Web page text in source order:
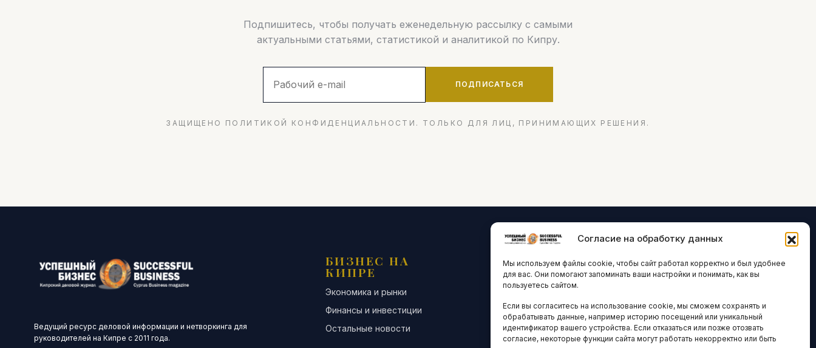
Согласие на обработку данных
Мы используем файлы cookie, чтобы сайт работал корректно и был удобнее
для вас. Они помогают запоминать ваши настройки и понимать, как вы
пользуетесь сайтом.
Если вы согласитесь на использование cookie, мы сможем сохранять и
обрабатывать данные, например историю посещений или уникальный
идентификатор вашего устройства. Если отказаться или позже отозвать
согласие, некоторые функции сайта могут работать некорректно или быть
Подпишитесь, чтобы получать еженедельную рассылку с самыми
актуальными статьями, статистикой и аналитикой по Кипру.
ПОДПИСАТЬСЯ
ЗАЩИЩЕНО ПОЛИТИКОЙ КОНФИДЕНЦИАЛЬНОСТИ. ТОЛЬКО ДЛЯ ЛИЦ, ПРИНИМАЮЩИХ РЕШЕНИЯ.
Ведущий ресурс деловой информации и нетворкинга для
руководителей на Кипре с 2011 года.
БИЗНЕС НА
КИПРЕ
Экономика и рынки
Финансы и инвестиции
Остальные новости
ТЕХНОЛОГИИ И
ИННОВАЦИИ
Стартапы и исследования
Цифровая экономика
Остальные новости
ARTICLES IN
ENGLISH
НАВИГАЦИЯ
Архив материалов